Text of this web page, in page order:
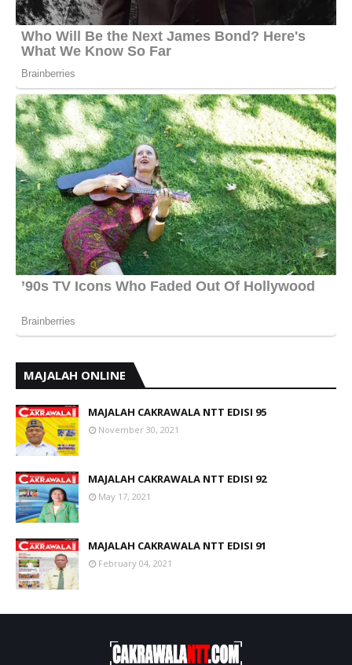
MAJALAH ONLINE
MAJALAH CAKRAWALA NTT EDISI 95
November 30, 2021
MAJALAH CAKRAWALA NTT EDISI 92
May 17, 2021
MAJALAH CAKRAWALA NTT EDISI 91
February 04, 2021